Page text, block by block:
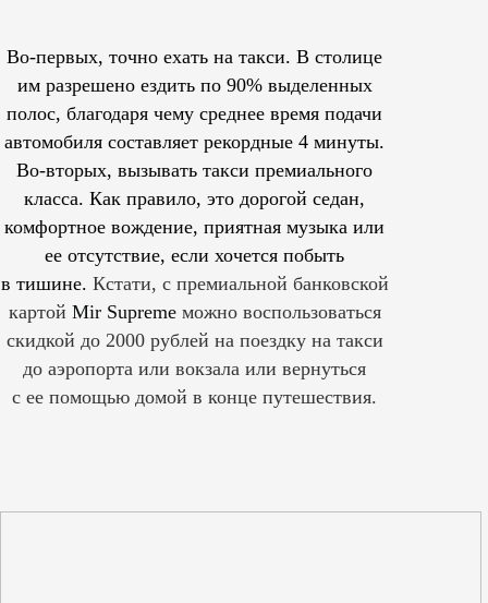
Во-первых, точно ехать на такси. В столице
им разрешеноездить по 90% выделенных
полос, благодаря чему среднее время подачи
автомобиля составляет рекордные 4 минуты.
Во-вторых, вызывать такси премиального
класса. Как правило, это дорогой седан,
комфортное вождение, приятная музыка или
ее отсутствие, если хочется побыть
в тишине. Кстати, с премиальной банковской
картой Mir Supreme можно воспользоваться
скидкой до 2000 рублей на поездку на такси
до аэропорта или вокзала или вернуться
с ее помощью домой в конце путешествия.